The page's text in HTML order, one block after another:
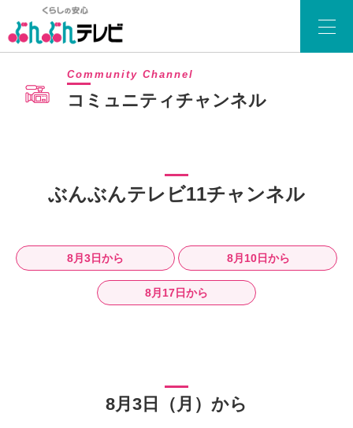
Community Channel
コミュニティチャンネル
ぶんぶんテレビ11チャンネル
8月3日から 8月10日から
8月17日から
8月3日（月）から